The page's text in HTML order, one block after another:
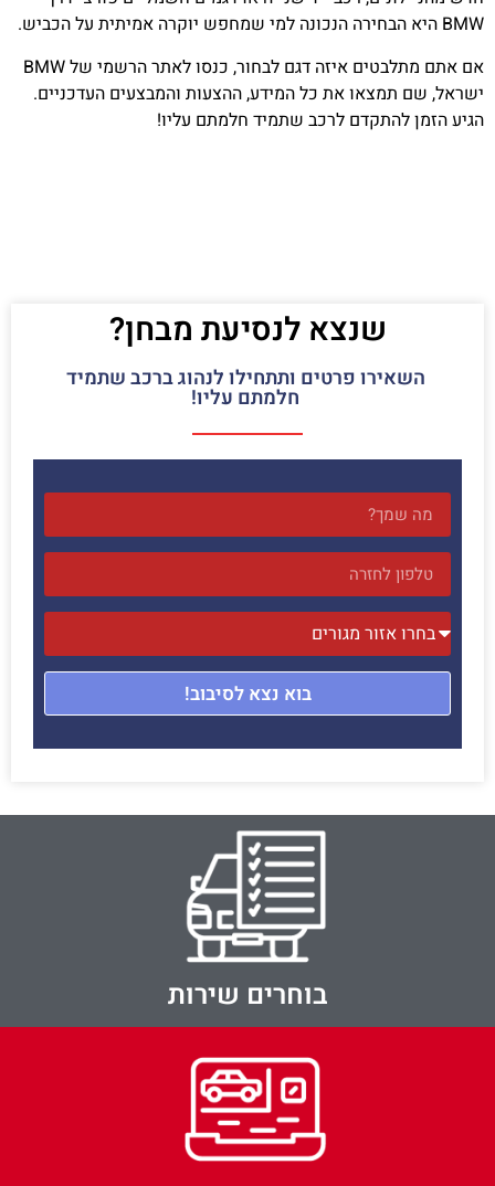
BMW היא הבחירה הנכונה למי שמחפש יוקרה אמיתית על הכביש.
אם אתם מתלבטים איזה דגם לבחור, כנסו לאתר הרשמי של BMW
ישראל, שם תמצאו את כל המידע, ההצעות והמבצעים העדכניים.
הגיע הזמן להתקדם לרכב שתמיד חלמתם עליו!
שנצא לנסיעת מבחן?
השאירו פרטים ותתחילו לנהוג ברכב שתמיד
חלמתם עליו!
בוא נצא לסיבוב!
בוחרים שירות